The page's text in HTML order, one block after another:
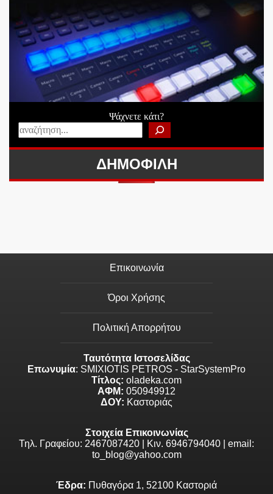
Ψάχνετε κάτι?
ΔΗΜΟΦΙΛΗ
Επικοινωνία
Όροι Χρήσης
Πολιτική Απορρήτου
Ταυτότητα Ιστοσελίδας
Επωνυμία: SMIXIOTIS PETROS - StarSystemPro
Τίτλος: oladeka.com
ΑΦΜ: 050949912
ΔΟΥ: Καστοριάς
Στοιχεία Επικοινωνίας
Τηλ. Γραφείου: 2467087420 | Κιν. 6946794040 | email:
to_blog@yahoo.com
Έδρα: Πυθαγόρα 1, 52100 Καστοριά